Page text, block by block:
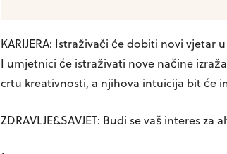
KARIJERA: Istraživači će dobiti novi
I umjetnici će istraživati nove načine
crtu kreativnosti, a njihova intuicija bit će
ZDRAVLJE&SAVJET: Budi se vaš interes za